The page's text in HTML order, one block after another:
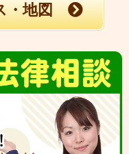
・地図